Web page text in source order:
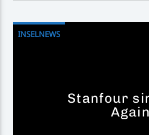
INSELNEWS
Stanfour